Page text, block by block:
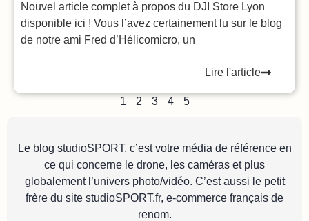
Nouvel article complet à propos du DJI Store Lyon
disponible ici ! Vous l’avez certainement lu sur le blog
de notre ami Fred d’Hélicomicro, un
Lire l'article
1 2 3 4 5
Le blog studioSPORT, c’est votre média de référence en
ce qui concerne le drone, les caméras et plus
globalement l’univers photo/vidéo. C’est aussi le petit
frère du site studioSPORT.fr, e-commerce français de
renom.